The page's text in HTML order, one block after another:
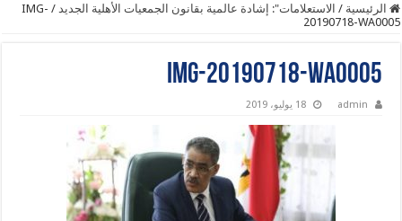
الرئيسية / الاستعلامات": إشادة عالمية بقانون الجمعيات الأهلية الجديد /
IMG-
20190718-WA0005
IMG-20190718-WA0005
admin 18 يوليو، 2019